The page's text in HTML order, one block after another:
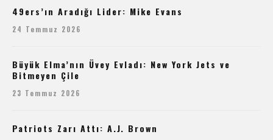
49ers’ın Aradığı Lider: Mike Evans
24 Temmuz 2026
Büyük Elma’nın Üvey Evladı: New York Jets ve
Bitmeyen Çile
23 Temmuz 2026
Patriots Zarı Attı: A.J. Brown